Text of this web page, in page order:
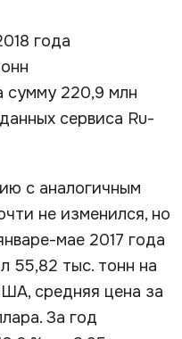
года
сумму 220,9 млн
сервиса Ru-
с аналогичным
не изменился, но
мае 2017 года
55,82 тыс. тонн на
средняя цена за
За год